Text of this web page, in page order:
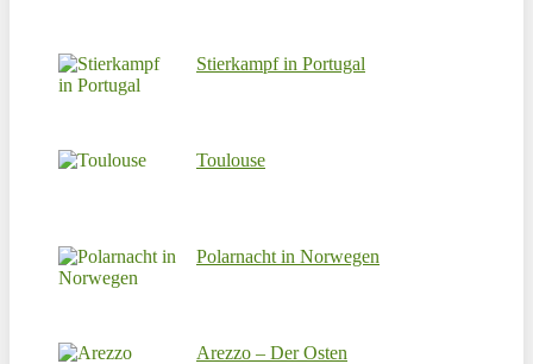
Stierkampf in Portugal
Toulouse
Polarnacht in Norwegen
Arezzo – Der Osten